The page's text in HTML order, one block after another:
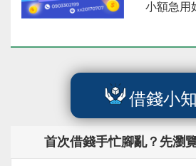
小額急用
借錢⼩
⾸次借錢⼿忙腳亂？先瀏